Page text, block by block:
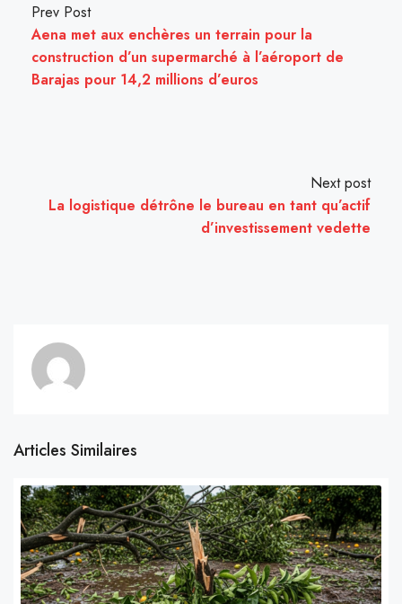
Prev Post
Aena met aux enchères un terrain pour la
construction d’un supermarché à l’aéroport de
Barajas pour 14,2 millions d’euros
Next post
La logistique détrône le bureau en tant qu’actif
d’investissement vedette
Articles Similaires